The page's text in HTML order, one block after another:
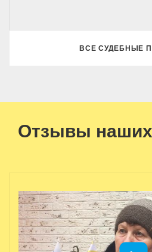
ВСЕ СУДЕБНЫЕ
Отзывы наших